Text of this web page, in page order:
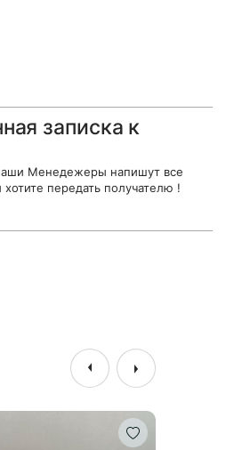
записка к
Менедежеры напишут все
передать получателю !